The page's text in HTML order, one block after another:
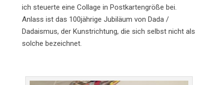
ich steuerte eine Collage in Postkartengröße bei.
Anlass ist das 100jährige Jubiläum von Dada /
Dadaismus, der Kunstrichtung, die sich selbst nicht als
solche bezeichnet.